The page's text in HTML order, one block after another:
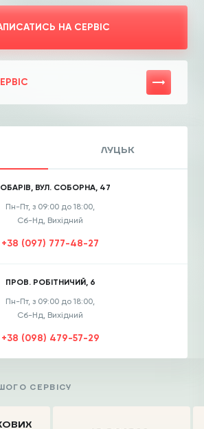
НА СЕРВІС
ЛУЦЬК
ВУЛ. СОБОРНА, 47
Пн-Пт, з 09:00 до 18:00,
Сб-Нд, Вихідний
+38 (097) 777-48-27
ПРОВ. РОБІТНИЧИЙ, 6
Пн-Пт, з 09:00 до 18:00,
Сб-Нд, Вихідний
+38 (098) 479-57-29
СЕРВІСУ